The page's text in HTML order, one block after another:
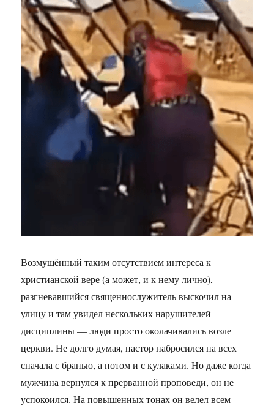
Возмущённый таким отсутствием интереса к
христианской вере (а может, и к нему лично),
разгневавшийся священнослужитель выскочил на
улицу и там увидел нескольких нарушителей
дисциплины — люди просто околачивались возле
церкви. Не долго думая, пастор набросился на всех
сначала с бранью, а потом и с кулаками. Но даже когда
мужчина вернулся к прерванной проповеди, он не
успокоился. На повышенных тонах он велел всем